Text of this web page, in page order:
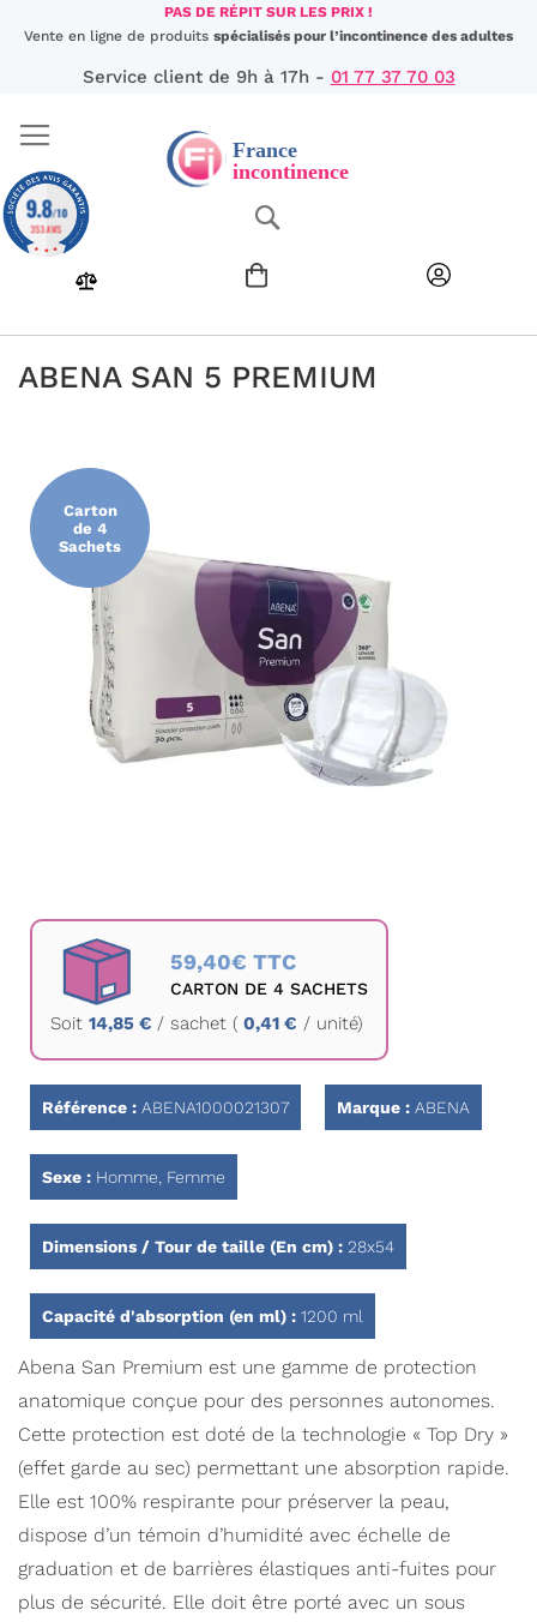
Aller
au
PAS DE RÉPIT SUR LES PRIX !
Vente en ligne de produits spécialisés pour l’incontinence des adultes
Service client de 9h à 17h - 01 77 37 70 03
ABENA SAN 5 PREMIUM
fin
de
galerie
Carton
de 4
Sachets
Passer
Galerie
59,40€ TTC
CARTON DE 4 SACHETS
Soit 14,85 € / sachet ( 0,41 € / unité)
Référence : ABENA1000021307 Marque : ABENA
Sexe : Homme, Femme
Dimensions / Tour de taille (En cm) : 28x54
Capacité d'absorption (en ml) : 1200 ml
Abena San Premium est une gamme de protection
anatomique conçue pour des personnes autonomes.
Cette protection est doté de la technologie « Top Dry »
(effet garde au sec) permettant une absorption rapide.
Elle est 100% respirante pour préserver la peau,
dispose d’un témoin d’humidité avec échelle de
graduation et de barrières élastiques anti-fuites pour
plus de sécurité. Elle doit être porté avec un sous
9.8/10
353 AVIS